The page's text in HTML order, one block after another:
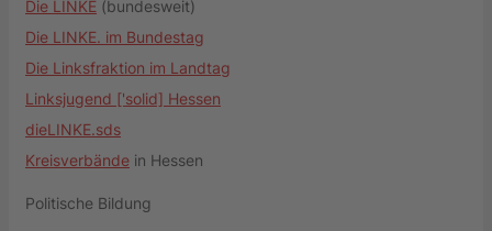
Die LINKE (bundesweit)
Die LINKE. im Bundestag
Die Linksfraktion im Landtag
Linksjugend ['solid] Hessen
dieLINKE.sds
Kreisverbände in Hessen
Politische Bildung